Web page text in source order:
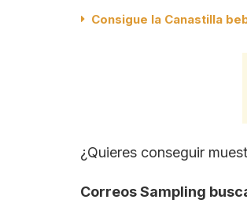
Consigue la Canastilla
¿Quieres conseguir
Correos Sampling